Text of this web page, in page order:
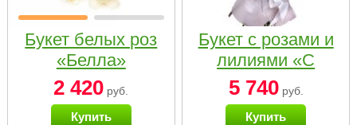
Букет белых роз
«Белла»
2 420 руб.
Купить
Букет с розами и
лилиями «С
наилучшими
пожеланиями»
5 740руб.
Купить